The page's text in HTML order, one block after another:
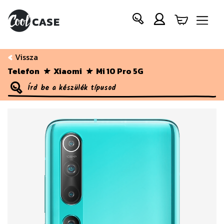
Vissza
Telefon
Xiaomi Mi 10 Pro 5G